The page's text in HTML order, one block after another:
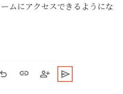
ムにアクセスできるようにな